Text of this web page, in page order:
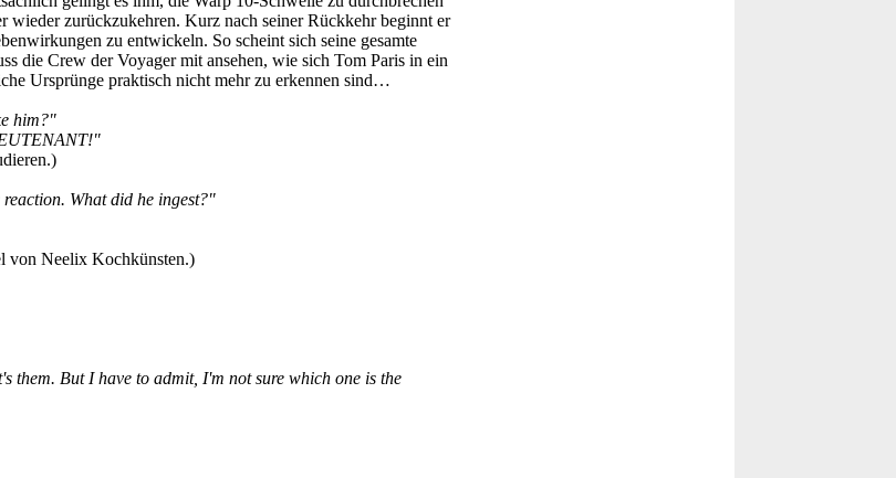
wieder zurückzukehren. Kurz nach seiner Rückkehr beginnt er
zu entwickeln. So scheint sich seine gesamte
die Crew der Voyager mit ansehen, wie sich Tom Paris in ein
Ursprünge praktisch nicht mehr zu erkennen sind…
him?"
What did he ingest?"
von Neelix Kochkünsten.)
them. But I have to admit, I'm not sure which one is the